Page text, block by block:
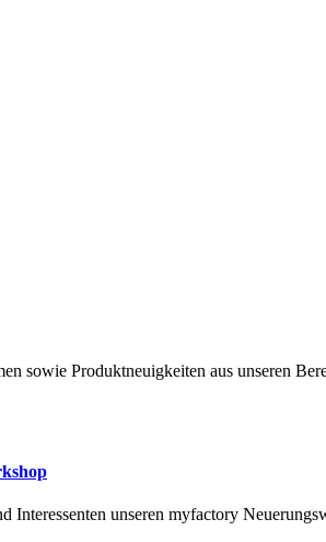
sowie Produktneuigkeiten aus unseren
Interessenten unseren myfactory